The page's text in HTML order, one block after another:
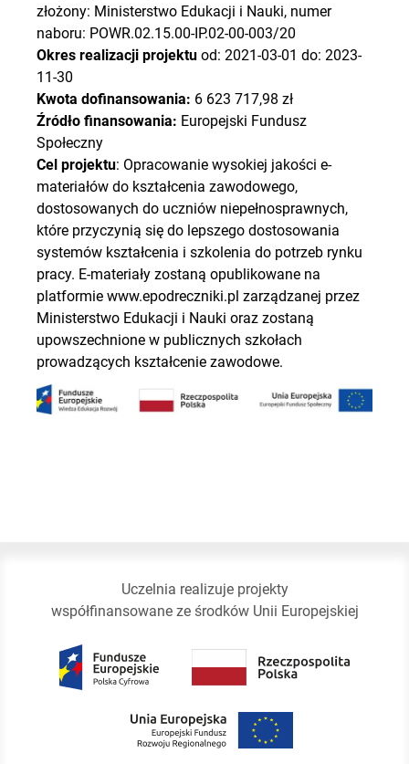
złożony: Ministerstwo Edukacji i Nauki, numer
naboru: POWR.02.15.00-IP.02-00-003/20
Okres realizacji projektu od: 2021-03-01 do: 2023-
11-30
Kwota dofinansowania: 6 623 717,98 zł
Źródło finansowania: Europejski Fundusz
Społeczny
Cel projektu: Opracowanie wysokiej jakości e-
materiałów do kształcenia zawodowego,
dostosowanych do uczniów niepełnosprawnych,
które przyczynią się do lepszego dostosowania
systemów kształcenia i szkolenia do potrzeb rynku
pracy. E-materiały zostaną opublikowane na
platformie www.epodreczniki.pl zarządzanej przez
Ministerstwo Edukacji i Nauki oraz zostaną
upowszechnione w publicznych szkołach
prowadzących kształcenie zawodowe.
Uczelnia realizuje projekty
współfinansowane ze środków Unii Europejskiej